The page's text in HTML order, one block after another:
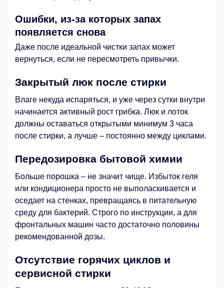
Ошибки, из-за которых запах
появляется снова
Даже после идеальной чистки запах может
вернуться, если не пересмотреть привычки.
Закрытый люк после стирки
Влаге некуда испаряться, и уже через сутки внутри
начинается активный рост грибка. Люк и лоток
должны оставаться открытыми минимум 3 часа
после стирки, а лучше – постоянно между циклами.
Передозировка бытовой химии
Больше порошка – не значит чище. Избыток геля
или кондиционера просто не выполаскивается и
оседает на стенках, превращаясь в питательную
среду для бактерий. Строго по инструкции, а для
фронтальных машин часто достаточно половины
рекомендованной дозы.
Отсутствие горячих циклов и
сервисной стирки